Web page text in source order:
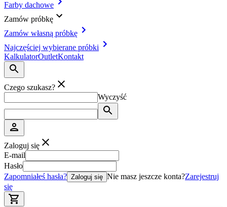
Farby dachowe
Zamów próbkę
Zamów własną próbkę
Najczęściej wybierane próbki
KalkulatorOutletKontakt
Czego szukasz?
Wyczyść
Zaloguj się
E-mail
Hasło
Zapomniałeś hasła? Zaloguj się Nie masz jeszcze konta?Zarejestruj
się